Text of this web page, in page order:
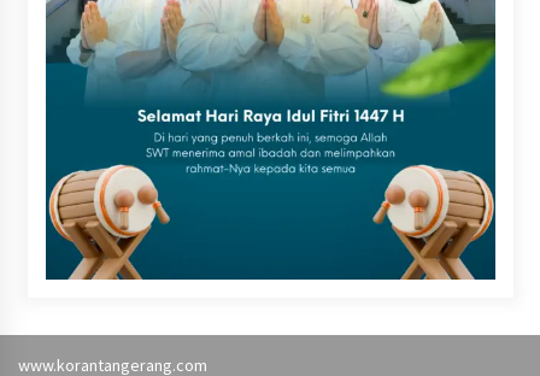
www.korantangerang.com